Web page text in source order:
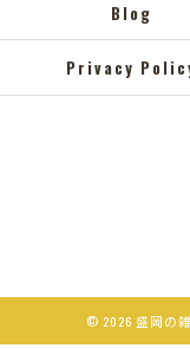
Blog
Privacy
© 2026 盛岡の雑